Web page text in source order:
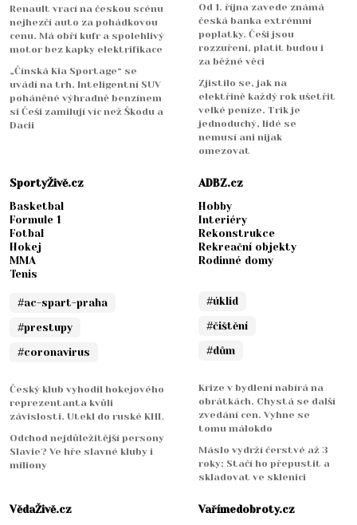
Renault vrací na českou scénu
nejhezčí auto za pohádkovou
cenu. Má obří kufr a spolehlivý
motor bez kapky elektrifikace
„Čínská Kia Sportage“ se
uvádí na trh. Inteligentní SUV
poháněné výhradně benzínem
si Češi zamilují víc než Škodu a
Dacii
Od 1. října zavede známá
česká banka extrémní
poplatky. Češi jsou
rozzuřeni, platit budou i
za běžné věci
Zjistilo se, jak na
elektřině každý rok ušetřit
velké peníze. Trik je
jednoduchý, lidé se
nemusí ani nijak
omezovat
SportyŽivě.cz
Basketbal
Formule 1
Fotbal
Hokej
MMA
Tenis
#ac-spart-praha
#prestupy
#coronavirus
Český klub vyhodil hokejového
reprezentanta kvůli
závislosti. Utekl do ruské KHL
Odchod nejdůležitější persony
Slavie? Ve hře slavné kluby i
miliony
ADBZ.cz
Hobby
Interiéry
Rekonstrukce
Rekreační objekty
Rodinné domy
#úklid
#čištění
#dům
Krize v bydlení nabírá na
obrátkách. Chystá se další
zvedání cen. Vyhne se
tomu málokdo
Máslo vydrží čerstvé až 3
roky: Stačí ho přepustit a
skladovat ve sklenici
VědaŽivě.cz
Vařímedobroty.cz